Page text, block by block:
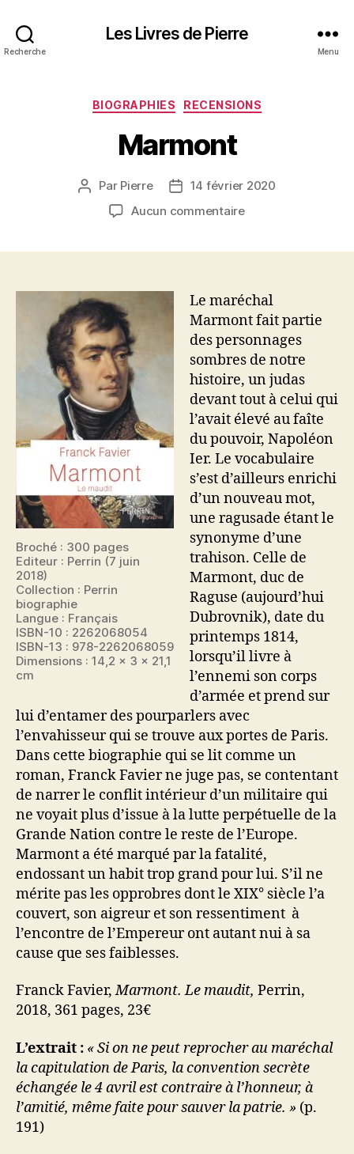
Recherche
Les Livres de Pierre
Menu
Catégories
BIOGRAPHIES RECENSIONS
Marmont
Auteur
l’article
Par Pierre
Date14 février 2020
Aucun commentairesur
Broché : 300 pages
Editeur : Perrin (7 juin
2018)
Collection : Perrin
biographie
Langue : Français
ISBN-10 : 2262068054
ISBN-13 : 978-2262068059
Dimensions : 14,2 x 3 x 21,1
cm
Le maréchal
Marmont fait partie
des personnages
sombres de notre
histoire, un judas
devant tout à celui qui
l’avait élevé au faîte
du pouvoir, Napoléon
Ier. Le vocabulaire
s’est d’ailleurs enrichi
d’un nouveau mot,
une ragusade étant le
synonyme d’une
trahison. Celle de
Marmont, duc de
Raguse (aujourd’hui
Dubrovnik), date du
printemps 1814,
lorsqu’il livre à
l’ennemi son corps
d’armée et prend sur
lui d’entamer des pourparlers avec
l’envahisseur qui se trouve aux portes de Paris.
Dans cette biographie qui se lit comme un
roman, Franck Favier ne juge pas, se contentant
de narrer le conflit intérieur d’un militaire qui
ne voyait plus d’issue à la lutte perpétuelle de la
Grande Nation contre le reste de l’Europe.
Marmont a été marqué par la fatalité,
endossant un habit trop grand pour lui. S’il ne
mérite pas les opprobres dont le XIX° siècle l’a
couvert, son aigreur et son ressentiment à
l’encontre de l’Empereur ont autant nui à sa
cause que ses faiblesses.
Franck Favier,Marmont. Le maudit, Perrin,
2018, 361 pages, 23€
L’extrait : « Si on ne peut reprocher au maréchal
la capitulation de Paris, la convention secrète
échangée le 4 avril est contraire à l’honneur, à
l’amitié, même faite pour sauver la patrie. » (p.
191)